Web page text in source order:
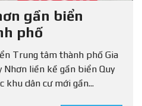
gần biển
phố
Trung tâm thành phố Gia
Nhơn liền kề gần biển Quy
khu dân cư mới gần...